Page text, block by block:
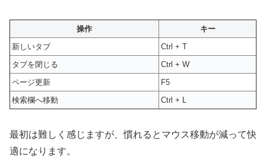
操作
キー
新しいタブ
Ctrl + T
タブを閉じる
Ctrl + W
ページ更新
F5
検索欄へ移動
Ctrl + L
最初は難しく感じますが、慣れるとマウス移動が減って快
適になります。